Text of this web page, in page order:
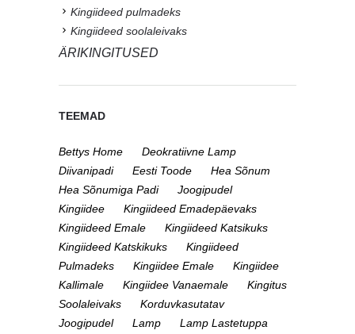
Kingiideed pulmadeks
Kingiideed soolaleivaks
ÄRIKINGITUSED
TEEMAD
Bettys Home
Deokratiivne Lamp
Diivanipadi
Eesti Toode
Hea Sõnum
Hea Sõnumiga Padi
Joogipudel
Kingiidee
Kingiideed Emadepäevaks
Kingiideed Emale
Kingiideed Katsikuks
Kingiideed Katskikuks
Kingiideed
Pulmadeks
Kingiidee Emale
Kingiidee
Kallimale
Kingiidee Vanaemale
Kingitus
Soolaleivaks
Korduvkasutatav
Joogipudel
Lamp
Lamp Lastetuppa